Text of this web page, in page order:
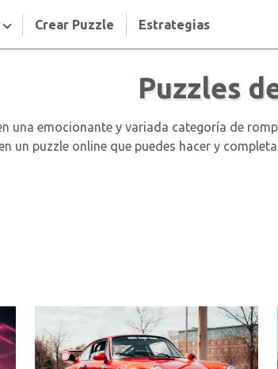
Crear Puzzle Estrategias
Puzzles
una emocionante y variada categoría de
un puzzle online que puedes hacer y